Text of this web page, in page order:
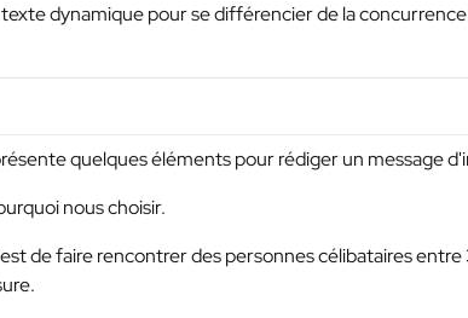
dynamique pour se différencier de la
quelques éléments pour rédiger un message
nous choisir.
de faire rencontrer des personnes célibataires